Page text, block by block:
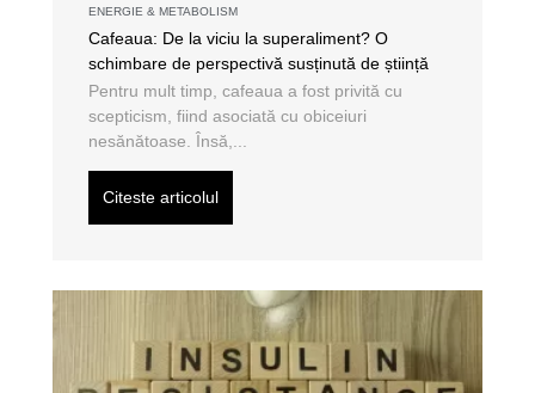
ENERGIE & METABOLISM
Cafeaua: De la viciu la superaliment? O
schimbare de perspectivă susținută de știință
Pentru mult timp, cafeaua a fost privită cu
scepticism, fiind asociată cu obiceiuri
nesănătoase. Însă,...
Citeste articolul